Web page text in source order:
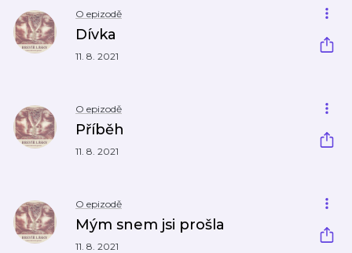
O epizodě
Dívka
11. 8. 2021
O epizodě
Příběh
11. 8. 2021
O epizodě
Mým snem jsi prošla
11. 8. 2021